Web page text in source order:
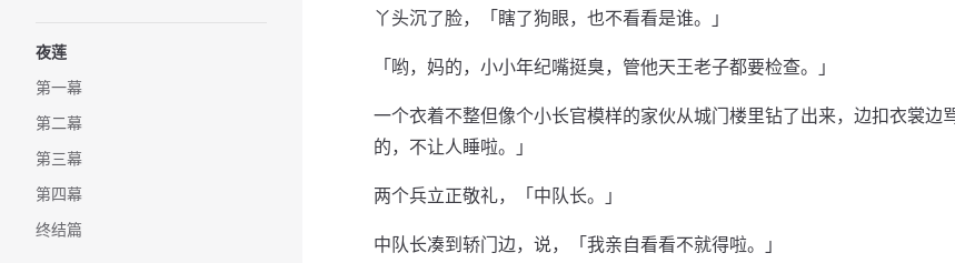
夜莲
第一幕
第二幕
第三幕
第四幕
终结篇
丫头沉了脸，「瞎了狗眼，也不看看是谁。」
「哟，妈的，小小年纪嘴挺臭，管他天王老子都要检查。」
一个衣着不整但像个小长官模样的家伙从城门楼里钻了出来，边扣衣裳边
的，不让人睡啦。」
两个兵立正敬礼，「中队长。」
中队长凑到轿门边，说，「我亲自看看不就得啦。」